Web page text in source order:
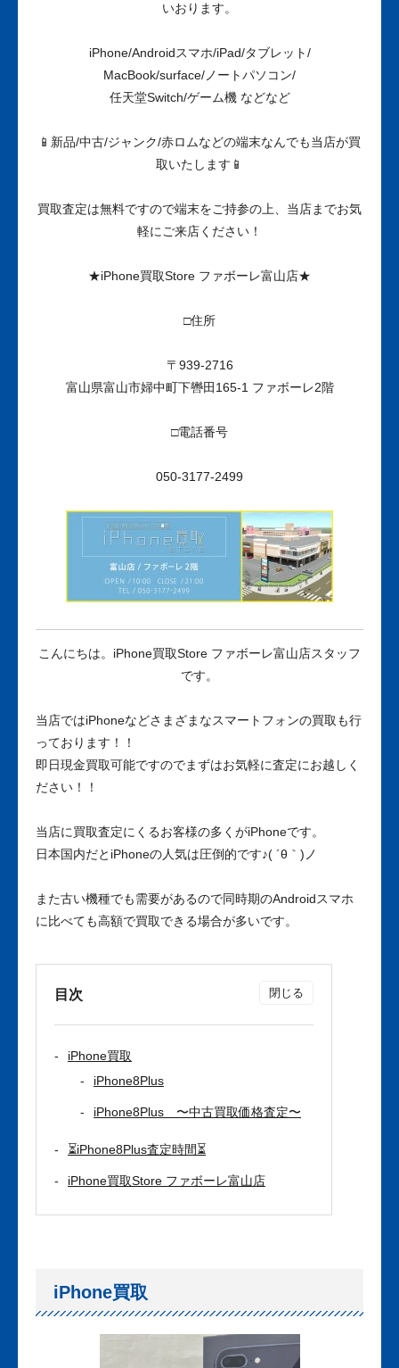
いおります。
iPhone/Androidスマホ/iPad/タブレット/
MacBook/surface/ノートパソコン/
任天堂Switch/ゲーム機 などなど
📱新品/中古/ジャンク/赤ロムなどの端末なんでも当店が買
取いたします📱
買取査定は無料ですので端末をご持参の上、当店までお気
軽にご来店ください！
★iPhone買取Store ファボーレ富山店★
□住所
〒939-2716
富山県富山市婦中町下轡田165-1 ファボーレ2階
□電話番号
050-3177-2499
こんにちは。iPhone買取Store ファボーレ富山店スタッフ
です。
当店ではiPhoneなどさまざまなスマートフォンの買取も行
っております！！
即日現金買取可能ですのでまずはお気軽に査定にお越しく
ださい！！
当店に買取査定にくるお客様の多くがiPhoneです。
日本国内だとiPhoneの人気は圧倒的です♪( ´θ｀)ノ
また古い機種でも需要があるので同時期のAndroidスマホ
に比べても高額で買取できる場合が多いです。
目次
iPhone買取
iPhone8Plus
iPhone8Plus 〜中古買取価格査定〜
⏳iPhone8Plus査定時間⏳
iPhone買取Store ファボーレ富山店
iPhone買取